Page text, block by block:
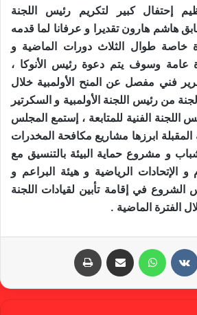
إحتفال كبير لتكريم رئيس اللجنة
هاشم هارون تقديرا و عرفانا لما قدمه
خاصة طوال الثلاث دورات الماضية و
عامة وسوف يتم دعوة رئيس الأنوكا ،
فني مفصل عن المنح الأولمبية خلال
من رئيس اللجنة الأولمبية و السكرتير
اللجنة الفنية للمتابعة ، إستمع المجلس
المقبلة ابرزها مشاريع مكافحة المخدرات
و مشروع حماية البيئة بالتنسيق مع
الإتحادات الرياضية و هيئة البراعم و
الشروع في إقامة تأبين لقيادات اللجنة
الفترة الماضية .
واتساب